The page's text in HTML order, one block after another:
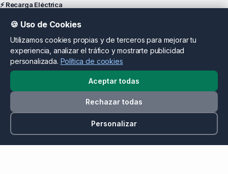
⚡ Recarga Eléctrica
Planificador rutas EV
Cargar cerca de mí
Cargadores por provincia
Madrid
Valencia
Málaga
🍪 Uso de Cookies
Utilizamos cookies propias y de terceros para mejorar tu
experiencia, analizar el tráfico y mostrarte publicidad
personalizada. Política de cookies
Aceptar todas
Rechazar todas
Personalizar